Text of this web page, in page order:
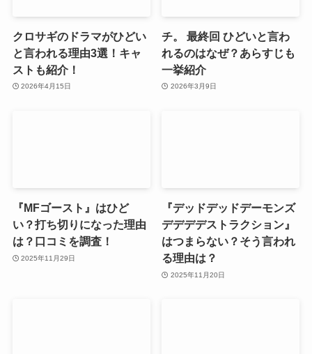
クロサギのドラマがひどい
と言われる理由3選！キャ
ストも紹介！
2026年4月15日
チ。 最終回 ひどいと言わ
れるのはなぜ？あらすじも
一挙紹介
2026年3月9日
『MFゴースト』はひど
い？打ち切りになった理由
は？口コミを調査！
2025年11月29日
『デッドデッドデーモンズ
デデデデストラクション』
はつまらない？そう言われ
る理由は？
2025年11月20日